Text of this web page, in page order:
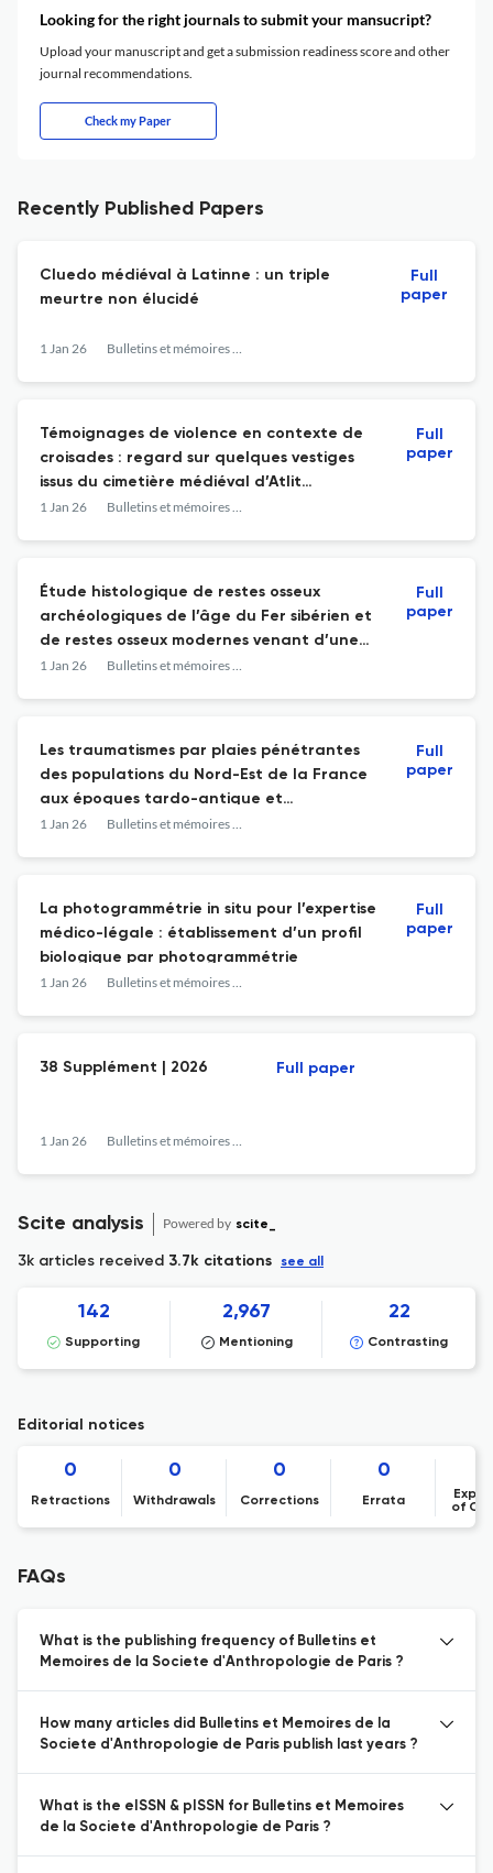
Looking for the right journals to submit your mansucript?
Upload your manuscript and get a submission readiness score and other
journal recommendations.
Check my Paper
Recently Published Papers
Cluedo médiéval à Latinne : un triple
meurtre non élucidé
1 Jan 26 Bulletins et mémoires de la société d'anthropologie de Paris
Full
paper
Témoignages de violence en contexte de
croisades : regard sur quelques vestiges
issus du cimetière médiéval d’Atlit
(royaume latin de Jérusalem, XIIIe siècle)
1 Jan 26 Bulletins et mémoires de la société d'anthropologie de Paris
Full
paper
Étude histologique de restes osseux
archéologiques de l’âge du Fer sibérien et
de restes osseux modernes venant d’une
facilité de décomposition au Canada.
1 Jan 26 Bulletins et mémoires de la société d'anthropologie de Paris
Full
paper
Les traumatismes par plaies pénétrantes
des populations du Nord-Est de la France
aux époques tardo-antique et
mérovingienne : une première approche
1 Jan 26 Bulletins et mémoires de la société d'anthropologie de Paris
Full
paper
La photogrammétrie in situ pour l’expertise
médico-légale : établissement d’un profil
biologique par photogrammétrie
1 Jan 26 Bulletins et mémoires de la société d'anthropologie de Paris
Full
paper
38 Supplément | 2026
1 Jan 26 Bulletins et mémoires de la société d'anthropologie de Paris
Full paper
Scite analysis Powered by scite_
3k articles received 3.7k citations see all
142
Supporting
2,967
Mentioning
22
Contrasting
Editorial notices
0
Retractions
0
Withdrawals
0
Corrections
0
Errata
of
FAQs
What is the publishing frequency of Bulletins et
Memoires de la Societe d'Anthropologie de Paris ?
How many articles did Bulletins et Memoires de la
Societe d'Anthropologie de Paris publish last years ?
What is the eISSN & pISSN for Bulletins et Memoires
de la Societe d'Anthropologie de Paris ?